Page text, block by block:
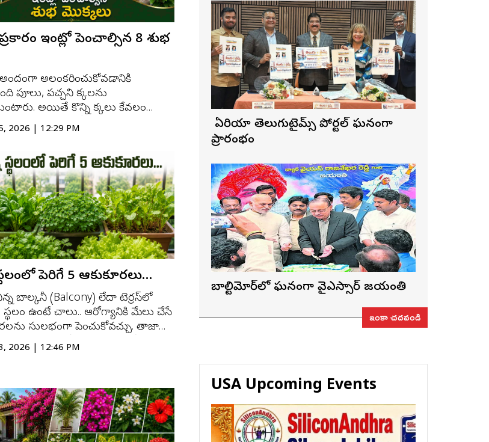
ఇంట్లో పెంచాల్సిన 8 శుభ
అలంకరించుకోవడానికి
పూలు, పచ్చని మొక్కలను
అయితే కొన్ని మొక్కలు కేవలం
కాకుండా ఇంట్లో సానుకూల
పెంచుతాయని, ప్రశాంతతను
వాస్తు శాస్త్రం (Vastu Shastra)
ఇలాంటి మొక్కలు ఇంటి అందాన్ని
కాకుండా మానసిక ప్రశాంతతను కూడ...
2026 | 12:29 PM
పెరిగే 5 ఆకుకూరలు…
బాల్కనీ (Balcony) లేదా టెర్రస్‌లో
స్థలం ఉంటే చాలు.. ఆరోగ్యానికి మేలు చేసే
సులభంగా పెంచుకోవచ్చు. తాజా
ఎప్పుడైనా కోసుకుని వంటల్లో
మాత్రమే కాకుండా, ఇంటి
పెద్దగా శ్రమ లేకుండానే పెరిగే కొన్...
2026 | 12:46 PM
బే ఏరియా తెలుగుటైమ్స్ పోర్టల్ ఘనంగా
ప్రారంభం
బాల్టిమోర్‌లో ఘనంగా వైఎస్సార్‌ జయంతి
ఇంకా చదవండి
USA Upcoming Events